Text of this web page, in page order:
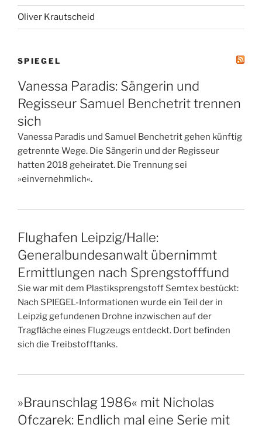
Oliver Krautscheid
SPIEGEL
Vanessa Paradis: Sängerin und
Regisseur Samuel Benchetrit trennen
sich
Vanessa Paradis und Samuel Benchetrit gehen künftig
getrennte Wege. Die Sängerin und der Regisseur
hatten 2018 geheiratet. Die Trennung sei
»einvernehmlich«.
Flughafen Leipzig/Halle:
Generalbundesanwalt übernimmt
Ermittlungen nach Sprengstofffund
Sie war mit dem Plastiksprengstoff Semtex bestückt:
Nach SPIEGEL-Informationen wurde ein Teil der in
Leipzig gefundenen Drohne inzwischen auf der
Tragfläche eines Flugzeugs entdeckt. Dort befinden
sich die Treibstofftanks.
»Braunschlag 1986« mit Nicholas
Ofczarek: Endlich mal eine Serie mit